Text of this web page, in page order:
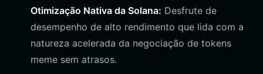
Otimização Nativa da Solana: Desfrute de
desempenho de alto rendimento que lida com a
natureza acelerada da negociação de tokens
meme sem atrasos.